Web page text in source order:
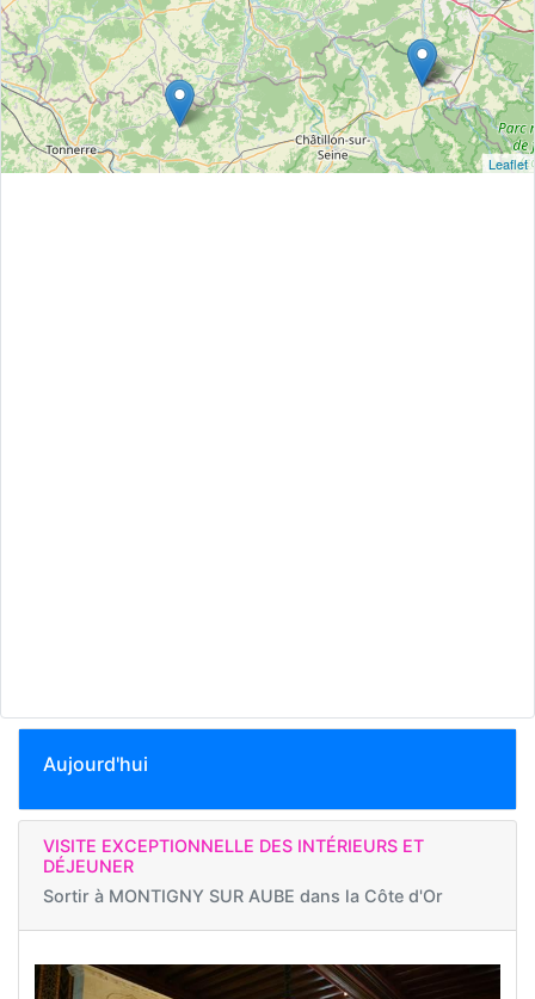
Leaflet
Aujourd'hui
VISITE EXCEPTIONNELLE DES INTÉRIEURS ET
DÉJEUNER
Sortir à MONTIGNY SUR AUBE dans la Côte d'Or